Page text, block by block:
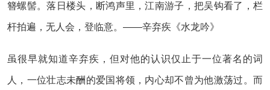
簪螺髻。落日楼头，断鸿声里，江南游子，把吴钩看了，栏
杆拍遍，无人会，登临意。——辛弃疾《水龙吟》
虽很早就知道辛弃疾，但对他的认识仅止于一位著名的词
人，一位壮志未酬的爱国将领，内心却不曾为他激荡过。而